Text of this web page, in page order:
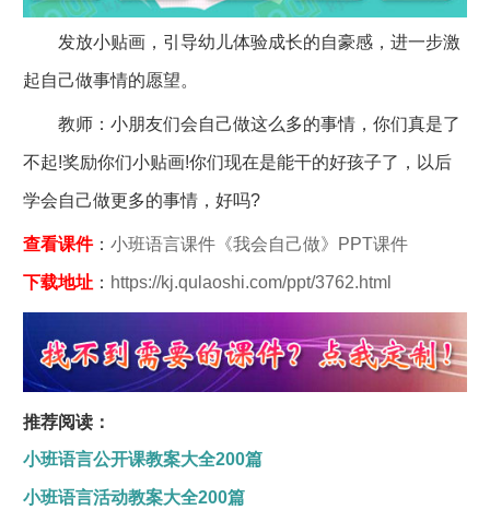
发放小贴画，引导幼儿体验成长的自豪感，进一步激
起自己做事情的愿望。
教师：小朋友们会自己做这么多的事情，你们真是了
不起!奖励你们小贴画!你们现在是能干的好孩子了，以后
学会自己做更多的事情，好吗?
查看课件： 小班语言课件《我会自己做》PPT课件
下载地址： https://kj.qulaoshi.com/ppt/3762.html
推荐阅读：
小班语言公开课教案大全200篇
小班语言活动教案大全200篇